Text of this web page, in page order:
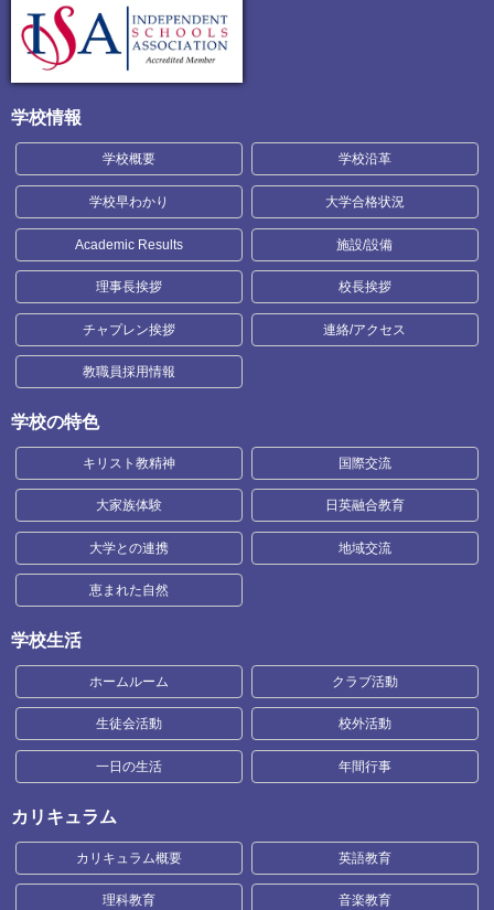
学校情報
学校概要 学校沿革
学校早わかり 大学合格状況
Academic Results 施設/設備
理事長挨拶 校長挨拶
チャプレン挨拶 連絡/アクセス
教職員採用情報
学校の特色
キリスト教精神 国際交流
大家族体験 日英融合教育
大学との連携 地域交流
恵まれた自然
学校生活
ホームルーム クラブ活動
生徒会活動 校外活動
一日の生活 年間行事
カリキュラム
カリキュラム概要 英語教育
理科教育 音楽教育